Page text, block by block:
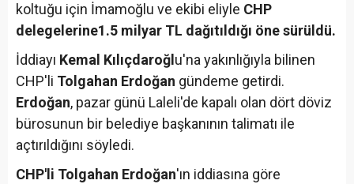
koltuğu için İmamoğlu ve ekibi eliyle CHP
delegelerine1.5 milyar TL dağıtıldığı öne sürüldü.
İddiayı Kemal Kılıçdaroğl u'na yakınlığıyla bilinen
CHP'li Tolgahan Erdoğan gündeme getirdi.
Erdoğan, pazar günü Laleli'de kapalı olan dört döviz
bürosunun bir belediye başkanının talimatı ile
açtırıldığını söyledi.
CHP'li Tolgahan Erdoğan'ın iddiasına göre